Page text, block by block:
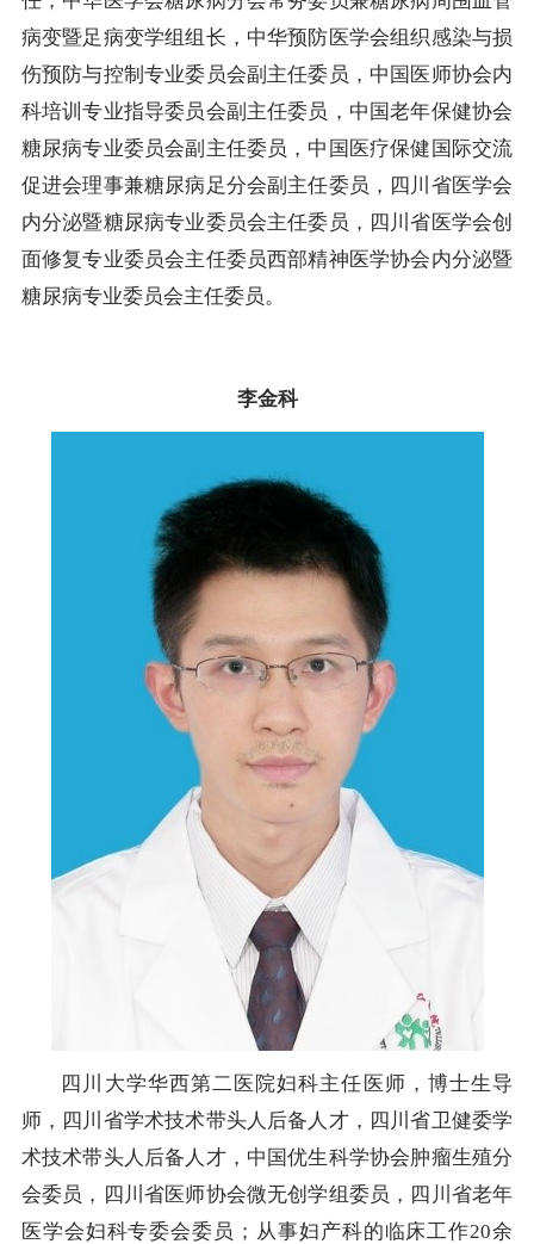
病变暨足病变学组组长，中华预防医学会组织感染与损
伤预防与控制专业委员会副主任委员，中国医师协会内
科培训专业指导委员会副主任委员，中国老年保健协会
糖尿病专业委员会副主任委员，中国医疗保健国际交流
促进会理事兼糖尿病足分会副主任委员，四川省医学会
内分泌暨糖尿病专业委员会主任委员，四川省医学会创
面修复专业委员会主任委员西部精神医学协会内分泌暨
糖尿病专业委员会主任委员。
李金科
四川大学华西第二医院妇科主任医师，博士生导
师，四川省学术技术带头人后备人才，四川省卫健委学
术技术带头人后备人才，中国优生科学协会肿瘤生殖分
会委员，四川省医师协会微无创学组委员，四川省老年
医学会妇科专委会委员；从事妇产科的临床工作20余